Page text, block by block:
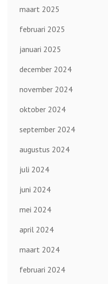
maart 2025
februari 2025
januari 2025
december 2024
november 2024
oktober 2024
september 2024
augustus 2024
juli 2024
juni 2024
mei 2024
april 2024
maart 2024
februari 2024